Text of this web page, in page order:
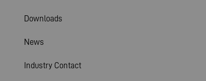
Downloads
News
Industry Contact